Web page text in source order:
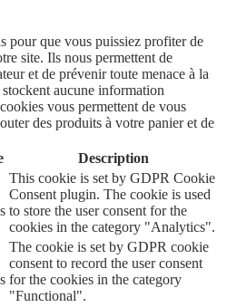
pour que vous puissiez profiter de
site. Ils nous permettent de
et de prévenir toute menace à la
aucune information
vous permettent de vous
des produits à votre panier et de
Description
This cookie is set by GDPR Cookie
Consent plugin. The cookie is used
to store the user consent for the
cookies in the category "Analytics".
The cookie is set by GDPR cookie
consent to record the user consent
for the cookies in the category
"Functional".